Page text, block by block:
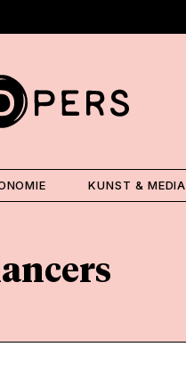
KUNST & MEDIA